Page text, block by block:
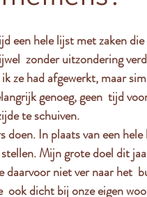
een hele lijst met zaken
zonder uitzondering
ze had afgewerkt, maar
genoeg, geen  tijd
te schuiven.
doen. In plaats van een
Mijn grote doel dit
daarvoor niet ver naar het
ook dicht bij onze eigen